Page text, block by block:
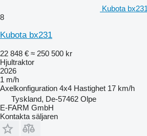
Kubota
8
Kubota bx231
22 848 € ≈ 250 500 kr
Hjultraktor
2026
1 m/h
Axelkonfiguration 4x4 Hastighet 17 km/h
Tyskland, De-57462 Olpe
E-FARM GmbH
Kontakta säljaren